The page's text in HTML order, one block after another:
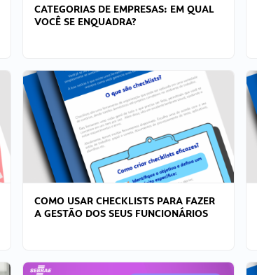
CATEGORIAS DE EMPRESAS: EM QUAL
VOCÊ SE ENQUADRA?
COMO USAR CHECKLISTS PARA FAZER
A GESTÃO DOS SEUS FUNCIONÁRIOS